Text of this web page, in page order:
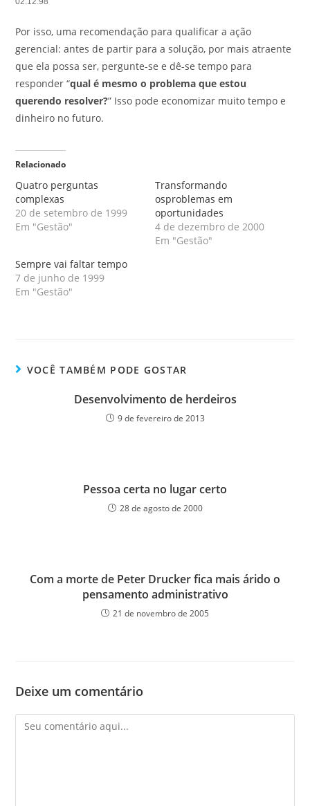
Por isso, uma recomendação para qualificar a ação
gerencial: antes de partir para a solução, por mais atraente
que ela possa ser, pergunte-se e dê-se tempo para
responder “qual é mesmo o problema que estou
querendo resolver?” Isso pode economizar muito tempo e
dinheiro no futuro.
Relacionado
Quatro perguntas
complexas
20 de setembro de 1999
Em "Gestão"
Transformando
osproblemas em
oportunidades
4 de dezembro de 2000
Em "Gestão"
Sempre vai faltar tempo
7 de junho de 1999
Em "Gestão"
VOCÊ TAMBÉM PODE GOSTAR
Desenvolvimento de herdeiros
9 de fevereiro de 2013
Pessoa certa no lugar certo
28 de agosto de 2000
Com a morte de Peter Drucker fica mais árido o
pensamento administrativo
21 de novembro de 2005
Deixe um comentário